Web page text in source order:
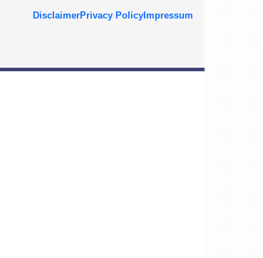
DisclaimerPrivacy Policy Impressum